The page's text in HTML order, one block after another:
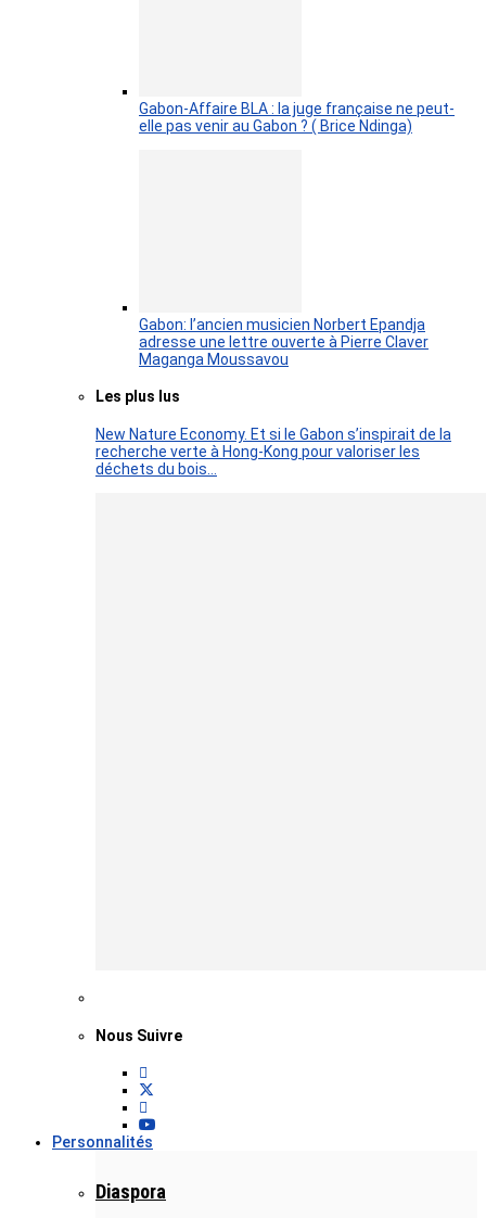
Gabon-Affaire BLA : la juge française ne peut-
elle pas venir au Gabon ? ( Brice Ndinga)
Gabon: l’ancien musicien Norbert Epandja
adresse une lettre ouverte à Pierre Claver
Maganga Moussavou
Les plus lus
New Nature Economy. Et si le Gabon s’inspirait de la
recherche verte à Hong-Kong pour valoriser les
déchets du bois…
Nous Suivre
Personnalités
Diaspora